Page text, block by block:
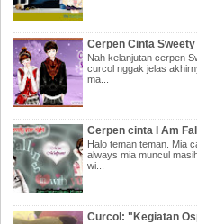
Cerpen Cinta
Nah kelanjutan cerpen
curcol nggak jelas
ma...
Cerpen cinta I Am
Halo teman teman. Mia
always mia muncul
wi...
Curcol: "Kegiatan